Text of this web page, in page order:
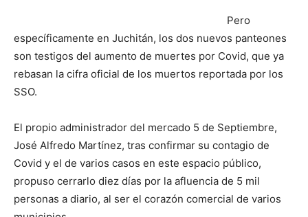
Pero
específicamente en Juchitán, los dos nuevos panteones
son testigos del aumento de muertes por Covid, que ya
rebasan la cifra oficial de los muertos reportada por los
SSO.
El propio administrador del mercado 5 de Septiembre,
José Alfredo Martínez, tras confirmar su contagio de
Covid y el de varios casos en este espacio público,
propuso cerrarlo diez días por la afluencia de 5 mil
personas a diario, al ser el corazón comercial de varios